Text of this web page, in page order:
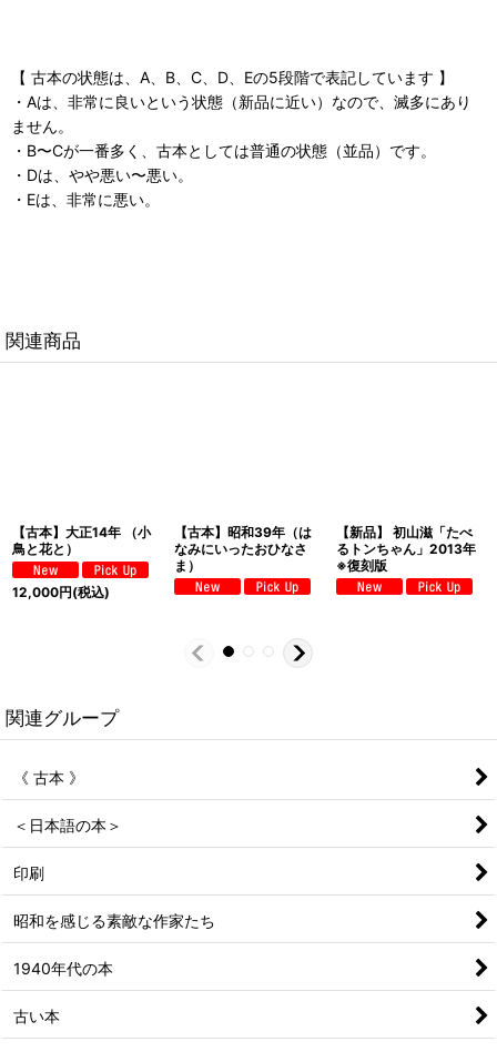
【 古本の状態は、A、B、C、D、Eの5段階で表記しています 】
・Aは、非常に良いという状態（新品に近い）なので、滅多にあり
ません。
・B〜Cが一番多く、古本としては普通の状態（並品）です。
・Dは、やや悪い〜悪い。
・Eは、非常に悪い。
関連商品
【古本】大正14年 （小
鳥と花と）
12,000円(税込)
【古本】昭和39年（は
なみにいったおひなさ
ま）
【新品】 初山滋「たべ
るトンちゃん」2013年
※復刻版
関連グループ
《 古本 》
＜日本語の本＞
印刷
昭和を感じる素敵な作家たち
1940年代の本
古い本